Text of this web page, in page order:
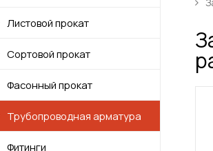
Листовой прокат
Сортовой прокат
Фасонный прокат
Трубопроводная арматура
Фитинги